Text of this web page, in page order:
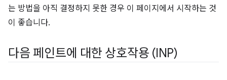
는 방법을 아직 결정하지 못한 경우 이 페이지에서 시작하는 것
이 좋습니다.
다음 페인트에 대한 상호작용 (INP)